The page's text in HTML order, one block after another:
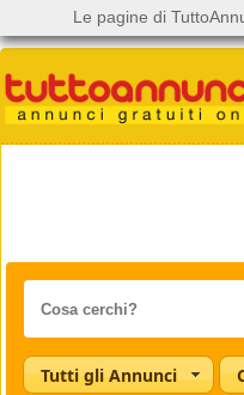
Tutti gli Annunci
Le pagine di